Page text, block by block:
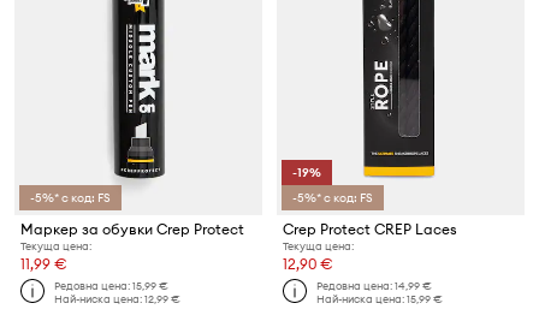
-5%* с код: FS
Маркер за обувки Crep Protect
Текуща цена:
11,99 €
Редовна цена:15,99 €
Най-ниска цена:12,99 €
-19%
-5%* с код: FS
Crep Protect CREP Laces
Текуща цена:
12,90 €
Редовна цена:14,99 €
Най-ниска цена:15,99 €